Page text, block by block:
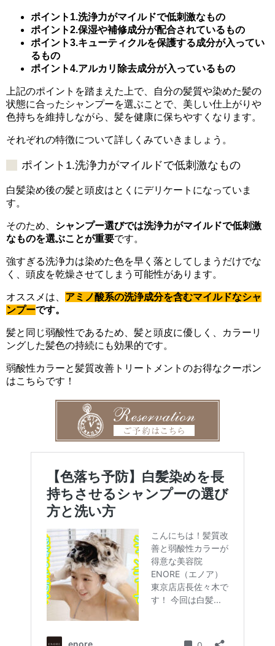
ポイント1.洗浄力がマイルドで低刺激なもの
ポイント2.保湿や補修成分が配合されているもの
ポイント3.キューティクルを保護する成分が入ってい
るもの
ポイント4.アルカリ除去成分が入っているもの
上記のポイントを踏まえた上で、自分の髪質や染めた髪の
状態に合ったシャンプーを選ぶことで、美しい仕上がりや
色持ちを維持しながら、髪を健康に保ちやすくなります。
それぞれの特徴について詳しくみていきましょう。
ポイント1.洗浄力がマイルドで低刺激なもの
白髪染め後の髪と頭皮はとくにデリケートになっていま
す。
そのため、 シャンプー選びでは洗浄力がマイルドで低刺激
なものを選ぶことが重要です。
強すぎる洗浄力は染めた色を早く落としてしまうだけでな
く、頭皮を乾燥させてしまう可能性があります。
オススメは、 アミノ酸系の洗浄成分を含むマイルドなシャ
ンプーです。
髪と同じ弱酸性であるため、髪と頭皮に優しく、カラーリ
ングした髪色の持続にも効果的です。
弱酸性カラーと髪質改善トリートメントのお得なクーポン
はこちらです！